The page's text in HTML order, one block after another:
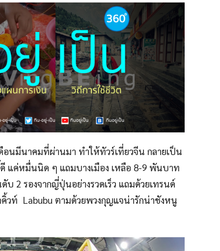
อนมีนาคมที่ผ่านมา ทำให้ทัวร์เที่ยวจีน กลายเป็น
แค่หมื่นนิด ๆ แถมบางเมือง เหลือ 8-9 พันบาท
บ 2 รองจากญี่ปุ่นอย่างรวดเร็ว แถมด้วยเทรนด์
ท์ Labubu ตามด้วยพวงกุญแจน่ารักน่าชังหนู